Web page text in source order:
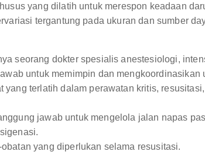
yang dilatih untuk merespon keadaan
tergantung pada ukuran dan sumber
seorang dokter spesialis anestesiologi,
untuk memimpin dan mengkoordinasikan
yang terlatih dalam perawatan kritis,
jawab untuk mengelola jalan napas
yang diperlukan selama resusitasi.